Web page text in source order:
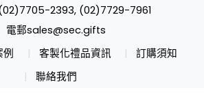
2393, (02)7729-7961
電郵sales@sec.gifts
例
客製化禮品資訊
訂購須知
聯絡我們